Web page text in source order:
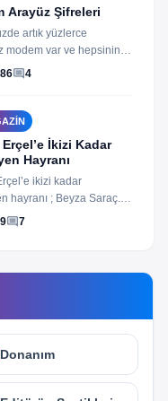
Arayüz Şifreleri
artık yüzlerce
modem var ve hepsinin
ve arayüzü farklı
comment4
İkizi Kadar
Hayranı
ikizi kadar
hayranı ; Beyza Saraç.
Hande Erçel’e
comment7
Donanım